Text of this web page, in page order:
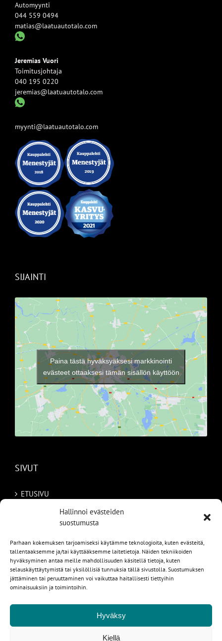
Hallinnoi evästeiden
suostumusta
Parhaan kokemuksen tarjoamiseksi käytämme teknologioita, kuten evästeitä,
tallentaaksemme ja/tai käyttääksemme laitetietoja. Näiden tekniikoiden
hyväksyminen antaa meille mahdollisuuden käsitellä tietoja, kuten
selauskäyttäytymistä tai yksilöllisiä tunnuksia tällä sivustolla. Suostumuksen
jättäminen tai peruuttaminen voi vaikuttaa haitallisesti tiettyihin
ominaisuuksiin ja toimintoihin.
Hyväksy
Kiellä
Automyynti
044 559 0494
matias@laatuautotalo.com
Jeremias Vuori
Toimitusjohtaja
040 195 0220
jeremias@laatuautotalo.com
myynti@laatuautotalo.com
SIJAINTI
Paina tästä hyväksyäksesi markkinointi
evästeet ottaaksesi tämän sisällön käyttöön
SIVUT
ETUSIVU
TILAA AUTO RUOTSISTA
PALVELUT